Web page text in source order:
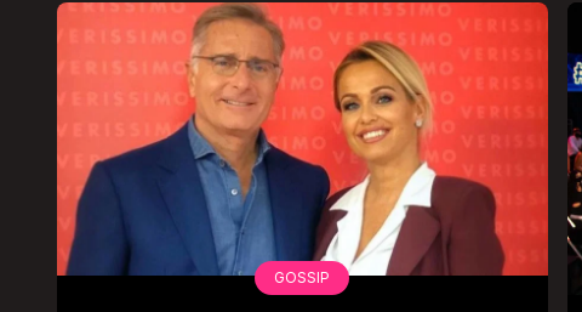
GOSSIP
LGBT
Bambola Star, la festa di
compleanno con tutte le grandi
dive compie 15 anni: il video
completo
FABIANO MINACCI